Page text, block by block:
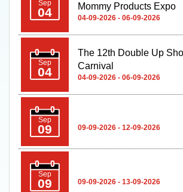
Sep
04
Mommy Products Expo
04-09-2026 - 06-09-2026
Sep
04
The 12th Double Up
Carnival
04-09-2026 - 06-09-2026
Sep
09 09-09-2026 - 12-09-2026
Sep
09 09-09-2026 - 13-09-2026